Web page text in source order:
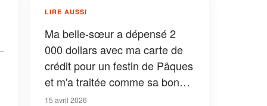
LIRE AUSSI
Ma belle-sœur a dépensé 2
000 dollars avec ma carte de
crédit pour un festin de Pâques
et m'a traitée comme sa bonne,
mais la surprise qui l'attendait à
15 avril 2026